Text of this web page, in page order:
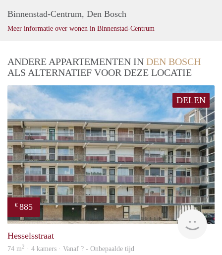
Binnenstad-Centrum, Den Bosch
Meer informatie over wonen in Binnenstad-Centrum
ANDERE APPARTEMENTEN IN DEN BOSCH
ALS ALTERNATIEF VOOR DEZE LOCATIE
DELEN
€ 885
rent
Hesselsstraat
74 m2 · 4 kamers · Vanaf ? - Onbepaalde tijd